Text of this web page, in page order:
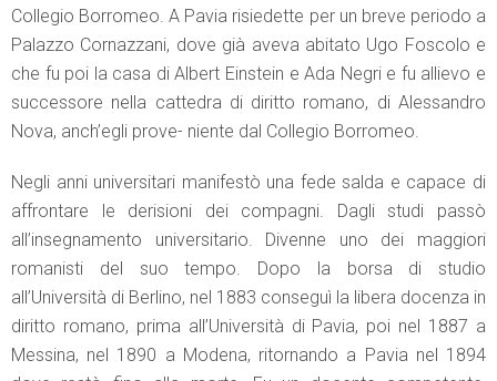
Collegio Borromeo. A Pavia risiedette per un breve periodo a
Palazzo Cornazzani, dove già aveva abitato Ugo Foscolo e
che fu poi la casa di Albert Einstein e Ada Negri e fu allievo e
successore nella cattedra di diritto romano, di Alessandro
Nova, anch’egli prove- niente dal Collegio Borromeo.
Negli anni universitari manifestò una fede salda e capace di
affrontare le derisioni dei compagni. Dagli studi passò
all’insegnamento universitario. Divenne uno dei maggiori
romanisti del suo tempo. Dopo la borsa di studio
all’Università di Berlino, nel 1883 conseguì la libera docenza in
diritto romano, prima all’Università di Pavia, poi nel 1887 a
Messina, nel 1890 a Modena, ritornando a Pavia nel 1894